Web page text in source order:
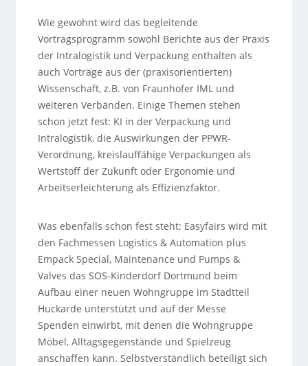
Wie gewohnt wird das begleitende
Vortragsprogramm sowohl Berichte aus der Praxis
der Intralogistik und Verpackung enthalten als
auch Vorträge aus der (praxisorientierten)
Wissenschaft, z.B. von Fraunhofer IML und
weiteren Verbänden. Einige Themen stehen
schon jetzt fest: KI in der Verpackung und
Intralogistik, die Auswirkungen der PPWR-
Verordnung, kreislauffähige Verpackungen als
Wertstoff der Zukunft oder Ergonomie und
Arbeitserleichterung als Effizienzfaktor.
Was ebenfalls schon fest steht: Easyfairs wird mit
den Fachmessen Logistics & Automation plus
Empack Special, Maintenance und Pumps &
Valves das SOS-Kinderdorf Dortmund beim
Aufbau einer neuen Wohngruppe im Stadtteil
Huckarde unterstützt und auf der Messe
Spenden einwirbt, mit denen die Wohngruppe
Möbel, Alltagsgegenstände und Spielzeug
anschaffen kann. Selbstverständlich beteiligt sich